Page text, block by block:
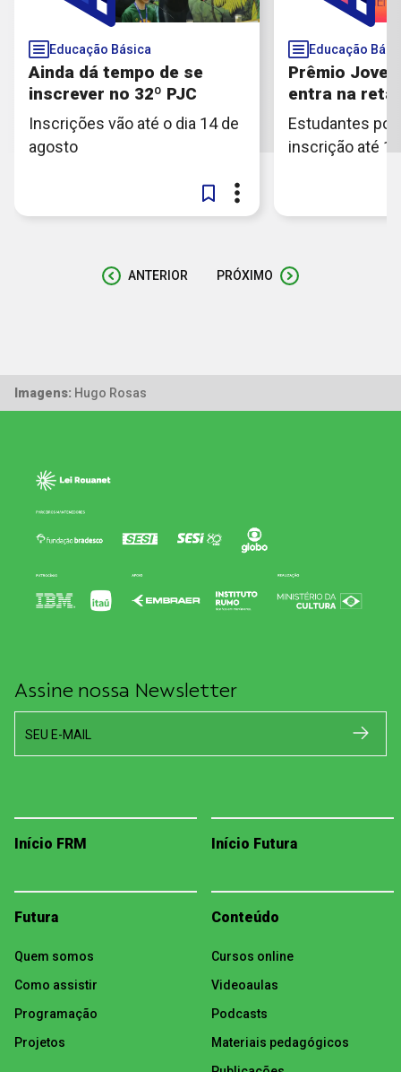
Educação Básica
Ainda dá tempo de se
inscrever no 32º PJC
Inscrições vão até o dia 14 de
agosto
Educação
Prêmio
entra na reta
Estudantes
inscrição até
ANTERIOR PRÓXIMO
Imagens: Hugo Rosas
Assine nossa Newsletter
SEU E-MAIL
Início FRM Início Futura
Futura
Quem somos
Como assistir
Programação
Projetos
Conteúdo
Cursos online
Videoaulas
Podcasts
Materiais pedagógicos